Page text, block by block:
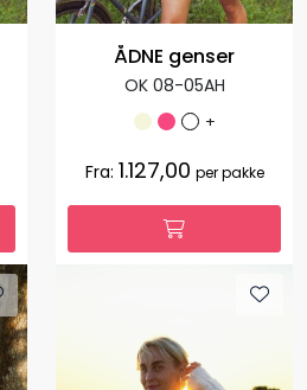
ÅDNE genser
OK 08-05AH
+
Fra: 1.127,00 per pakke